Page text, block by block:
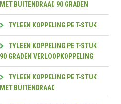
MET BUITENDRAAD 90 GRADEN
TYLEEN KOPPELING PE T-STUK
TYLEEN KOPPELING PE T-STUK
90 GRADEN VERLOOPKOPPELING
TYLEEN KOPPELING PE T-STUK
MET BUITENDRAAD